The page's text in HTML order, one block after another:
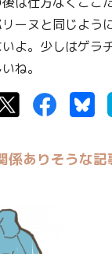
ーヌと同じよう
よ。少しはゲラ
ね。
Twitter
係ありそうな記